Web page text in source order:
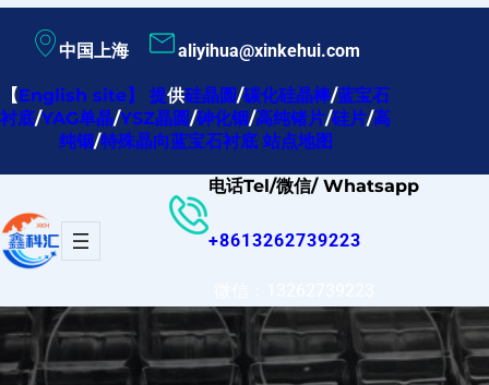
内
容
中国上海 aliyihua@xinkehui.com
【English site】提供硅晶圆/碳化硅晶棒/蓝宝石
衬底/YAG单晶/YSZ晶圆/砷化铟/高纯锗片/硅片/高
纯铟/特殊晶向蓝宝石衬底 站点地图
电话Tel/微信/ Whatsapp
+8613262739223